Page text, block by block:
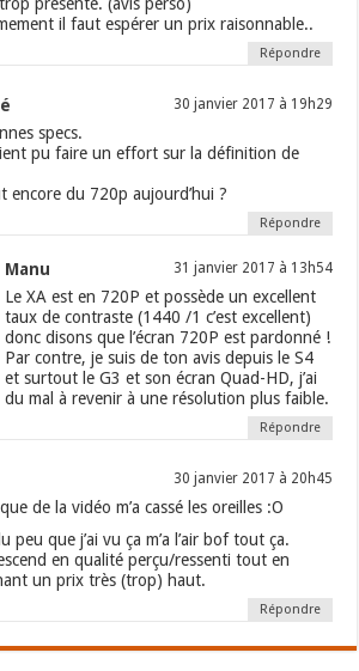
présente. (avis perso)
il faut espérer un prix raisonnable..
Répondre
30 janvier 2017 à 19h29
specs.
pu faire un effort sur la définition de
encore du 720p aujourd’hui ?
Répondre
Manu 31 janvier 2017 à 13h54
Le XA est en 720P et possède un excellent
taux de contraste (1440 /1 c’est excellent)
donc disons que l’écran 720P est pardonné !
Par contre, je suis de ton avis depuis le S4
et surtout le G3 et son écran Quad-HD, j’ai
du mal à revenir à une résolution plus faible.
Répondre
30 janvier 2017 à 20h45
de la vidéo m’a cassé les oreilles :O
peu que j’ai vu ça m’a l’air bof tout ça.
en qualité perçu/ressenti tout en
un prix très (trop) haut.
Répondre